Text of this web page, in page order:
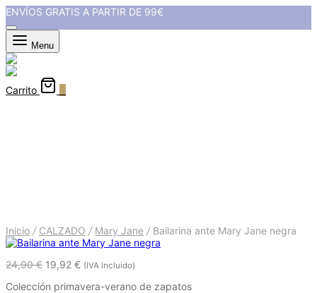
ENVÍOS GRATIS A PARTIR DE 99€
Menu
Carrito
Inicio / CALZADO / Mary Jane /Bailarina ante Mary Jane negra
24,90€ 19,92 € (IVA incluido)
Colección primavera-verano de zapatos